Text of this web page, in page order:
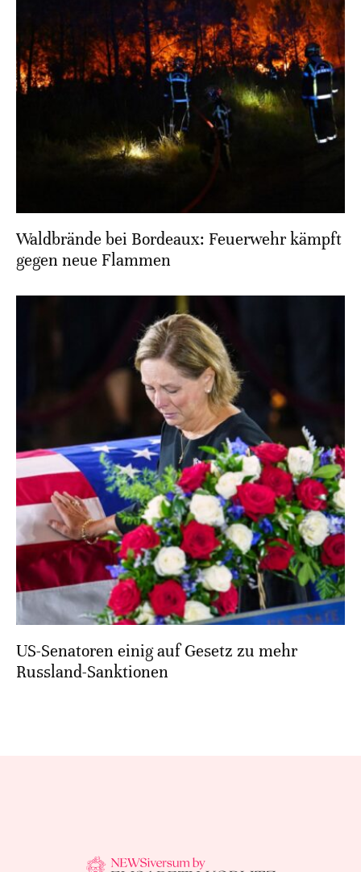
Waldbrände bei Bordeaux: Feuerwehr kämpft
gegen neue Flammen
US-Senatoren einig auf Gesetz zu mehr
Russland-Sanktionen